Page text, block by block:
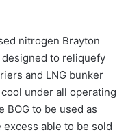
nitrogen Brayton
to reliquefy
and LNG bunker
under all operating
to be used as
able to be sold